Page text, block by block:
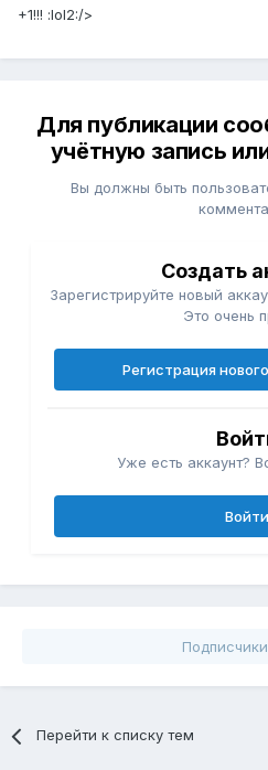
+1!!! :lol2:/>
Для публикации
учётную запись
Вы должны быть
Создать
Зарегистрируйте новый
Это очень
Регистрация
Уже есть аккаунт?
Войти
Подписчики
Перейти к списку тем